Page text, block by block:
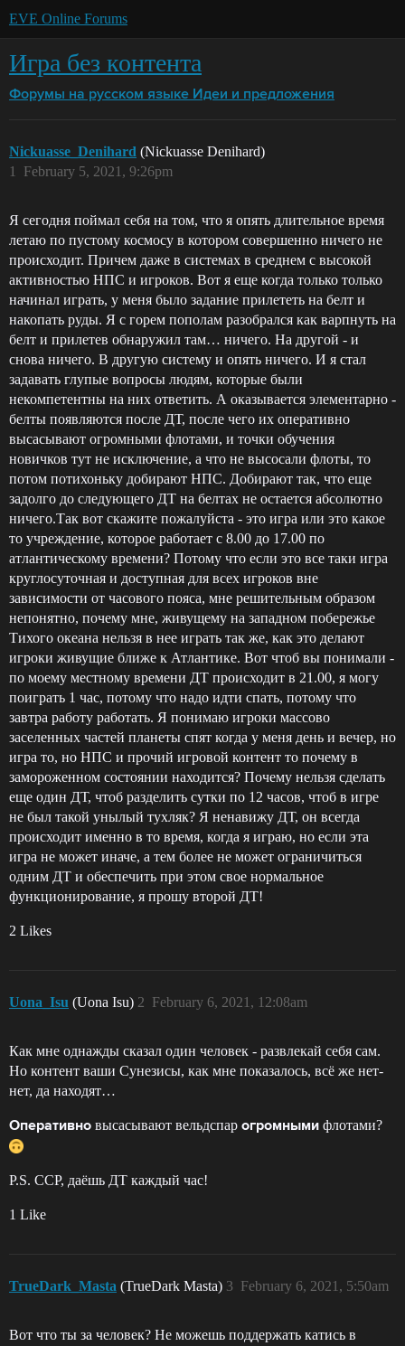
EVE Online Forums
Игра без контента
Форумы на русском языке Идеи и предложения
Nickuasse_Denihard (Nickuasse Denihard)
February 5, 2021, 9:26pm
1
Я сегодня поймал себя на том, что я опять длительное время
летаю по пустому космосу в котором совершенно ничего не
происходит. Причем даже в системах в среднем с высокой
активностью НПС и игроков. Вот я еще когда только только
начинал играть, у меня было задание прилететь на белт и
накопать руды. Я с горем пополам разобрался как варпнуть на
белт и прилетев обнаружил там… ничего. На другой - и
снова ничего. В другую систему и опять ничего. И я стал
задавать глупые вопросы людям, которые были
некомпетентны на них ответить. А оказывается элементарно -
белты появляются после ДТ, после чего их оперативно
высасывают огромными флотами, и точки обучения
новичков тут не исключение, а что не высосали флоты, то
потом потихоньку добирают НПС. Добирают так, что еще
задолго до следующего ДТ на белтах не остается абсолютно
ничего.Так вот скажите пожалуйста - это игра или это какое
то учреждение, которое работает с 8.00 до 17.00 по
атлантическому времени? Потому что если это все таки игра
круглосуточная и доступная для всех игроков вне
зависимости от часового пояса, мне решительным образом
непонятно, почему мне, живущему на западном побережье
Тихого океана нельзя в нее играть так же, как это делают
игроки живущие ближе к Атлантике. Вот чтоб вы понимали -
по моему местному времени ДТ происходит в 21.00, я могу
поиграть 1 час, потому что надо идти спать, потому что
завтра работу работать. Я понимаю игроки массово
заселенных частей планеты спят когда у меня день и вечер, но
игра то, но НПС и прочий игровой контент то почему в
замороженном состоянии находится? Почему нельзя сделать
еще один ДТ, чтоб разделить сутки по 12 часов, чтоб в игре
не был такой унылый тухляк? Я ненавижу ДТ, он всегда
происходит именно в то время, когда я играю, но если эта
игра не может иначе, а тем более не может ограничиться
одним ДТ и обеспечить при этом свое нормальное
функционирование, я прошу второй ДТ!
2 Likes
Uona_Isu (Uona Isu) February 6, 2021, 12:08am
2
Как мне однажды сказал один человек - развлекай себя сам.
Но контент ваши Сунезисы, как мне показалось, всё же нет-
нет, да находят…
Оперативно высасывают вельдспар огромными флотами?
P.S. CCP, даёшь ДТ каждый час!
1 Like
TrueDark_Masta (TrueDark Masta) February 6, 2021, 5:50am
3
Вот что ты за человек? Не можешь поддержать катись в